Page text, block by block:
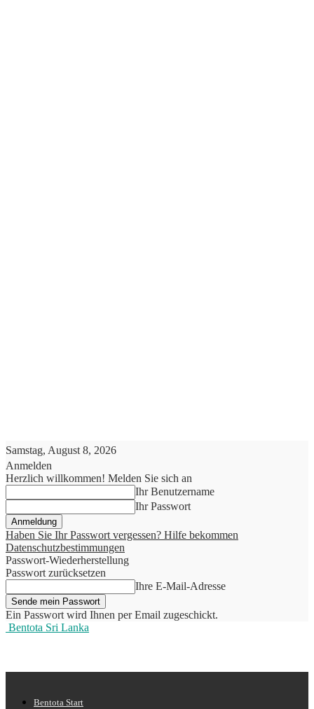
Samstag, August 8, 2026
Anmelden
Herzlich willkommen! Melden Sie sich an
Ihr Benutzername
Ihr Passwort
Haben Sie Ihr Passwort vergessen? Hilfe bekommen
Datenschutzbestimmungen
Passwort-Wiederherstellung
Passwort zurücksetzen
Ihre E-Mail-Adresse
Ein Passwort wird Ihnen per Email zugeschickt.
Bentota Sri Lanka
Bentota Start